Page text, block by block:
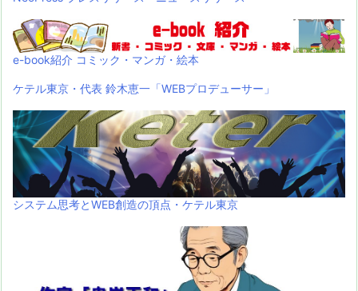
e-book紹介 コミック・マンガ・絵本
ケテル東京・代表 鈴木恵一「WEBプロデューサー」
システム思考とWEB創造の頂点・ケテル東京